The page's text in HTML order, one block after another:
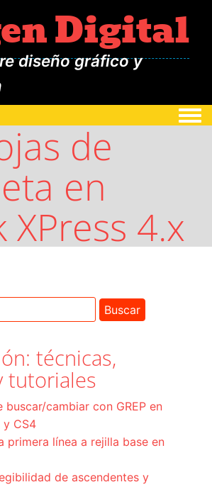
Digital
diseño gráfico y
de
en
XPress 4.x
técnicas,
tutoriales
cambiar con GREP en
y CS4
primera línea a rejilla base en
de ascendentes y